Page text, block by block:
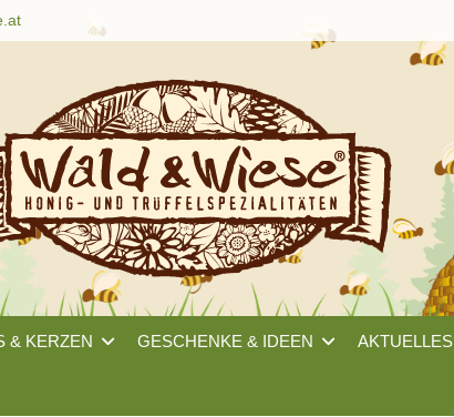
& KERZEN GESCHENKE & IDEEN